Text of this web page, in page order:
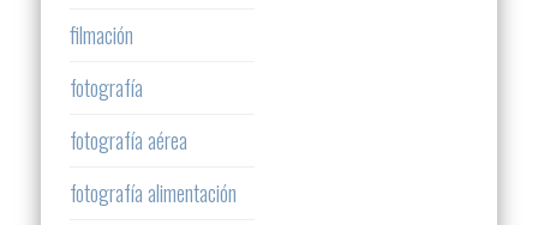
filmación
fotografía
fotografía aérea
fotografía alimentación